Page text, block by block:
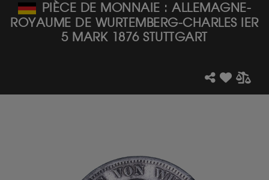
PIÈCE DE MONNAIE : ALLEMAGNE-
ROYAUME DE WURTEMBERG-CHARLES IER
5 MARK 1876 STUTTGART